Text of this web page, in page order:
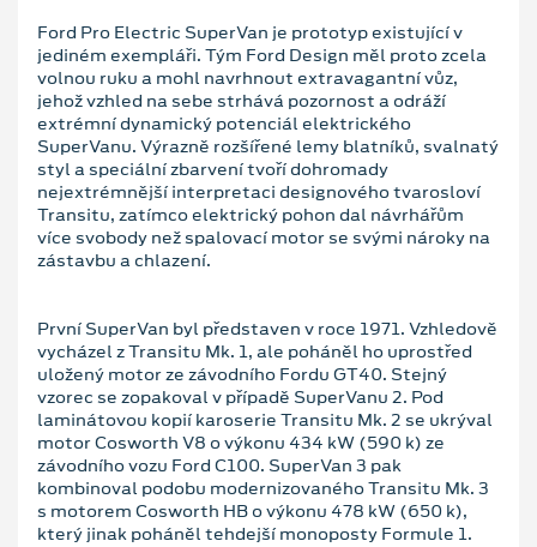
Ford Pro Electric SuperVan je prototyp existující v
jediném exempláři. Tým Ford Design měl proto zcela
volnou ruku a mohl navrhnout extravagantní vůz,
jehož vzhled na sebe strhává pozornost a odráží
extrémní dynamický potenciál elektrického
SuperVanu. Výrazně rozšířené lemy blatníků, svalnatý
styl a speciální zbarvení tvoří dohromady
nejextrémnější interpretaci designového tvarosloví
Transitu, zatímco elektrický pohon dal návrhářům
více svobody než spalovací motor se svými nároky na
zástavbu a chlazení.
První SuperVan byl představen v roce 1971. Vzhledově
vycházel z Transitu Mk. 1, ale poháněl ho uprostřed
uložený motor ze závodního Fordu GT40. Stejný
vzorec se zopakoval v případě SuperVanu 2. Pod
laminátovou kopií karoserie Transitu Mk. 2 se ukrýval
motor Cosworth V8 o výkonu 434 kW (590 k) ze
závodního vozu Ford C100. SuperVan 3 pak
kombinoval podobu modernizovaného Transitu Mk. 3
s motorem Cosworth HB o výkonu 478 kW (650 k),
který jinak poháněl tehdejší monoposty Formule 1.